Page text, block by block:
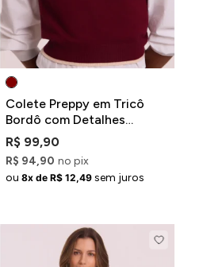
Colete Preppy em Tricô
Bordô com Detalhes
Contrastantes
R$ 99,90
R$ 94,90 no pix
ou 8x de R$ 12,49 sem juros